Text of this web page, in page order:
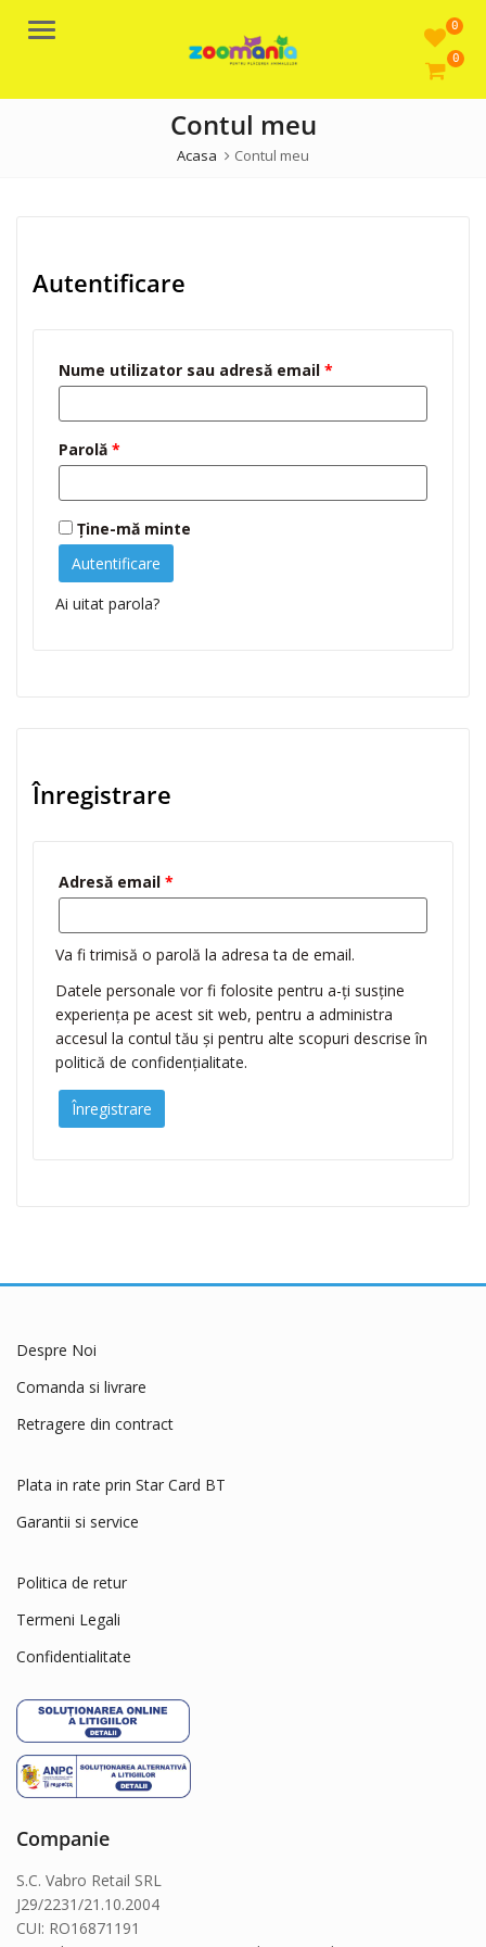
Meniu 0
0
Contul meu
Acasa Contul meu
Autentificare
Nume utilizator sau adresă email *
Parolă *
Ține-mă minte
Autentificare
Ai uitat parola?
Înregistrare
Adresă email *
Va fi trimisă o parolă la adresa ta de email.
Datele personale vor fi folosite pentru a-ți susține
experiența pe acest sit web, pentru a administra
accesul la contul tău și pentru alte scopuri descrise în
politică de confidențialitate.
Înregistrare
Despre Noi
Comanda si livrare
Retragere din contract
Plata in rate prin Star Card BT
Garantii si service
Politica de retur
Termeni Legali
Confidentialitate
Companie
S.C. Vabro Retail SRL
J29/2231/21.10.2004
CUI: RO16871191